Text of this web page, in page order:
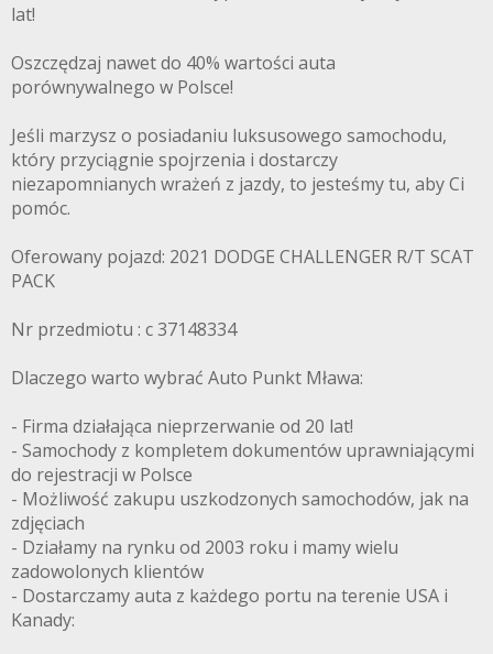
lat!
Oszczędzaj nawet do 40% wartości auta
porównywalnego w Polsce!
Jeśli marzysz o posiadaniu luksusowego samochodu,
który przyciągnie spojrzenia i dostarczy
niezapomnianych wrażeń z jazdy, to jesteśmy tu, aby Ci
pomóc.
Oferowany pojazd: 2021 DODGE CHALLENGER R/T SCAT
PACK
Nr przedmiotu : c 37148334
Dlaczego warto wybrać Auto Punkt Mława:
- Firma działająca nieprzerwanie od 20 lat!
- Samochody z kompletem dokumentów uprawniającymi
do rejestracji w Polsce
- Możliwość zakupu uszkodzonych samochodów, jak na
zdjęciach
- Działamy na rynku od 2003 roku i mamy wielu
zadowolonych klientów
- Dostarczamy auta z każdego portu na terenie USA i
Kanady: